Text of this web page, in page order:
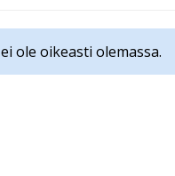
ole oikeasti olemassa.